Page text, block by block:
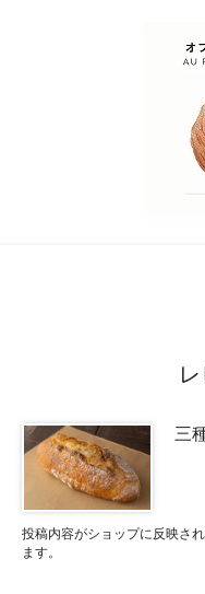
三
投稿内容がショップに反映さ
ます。